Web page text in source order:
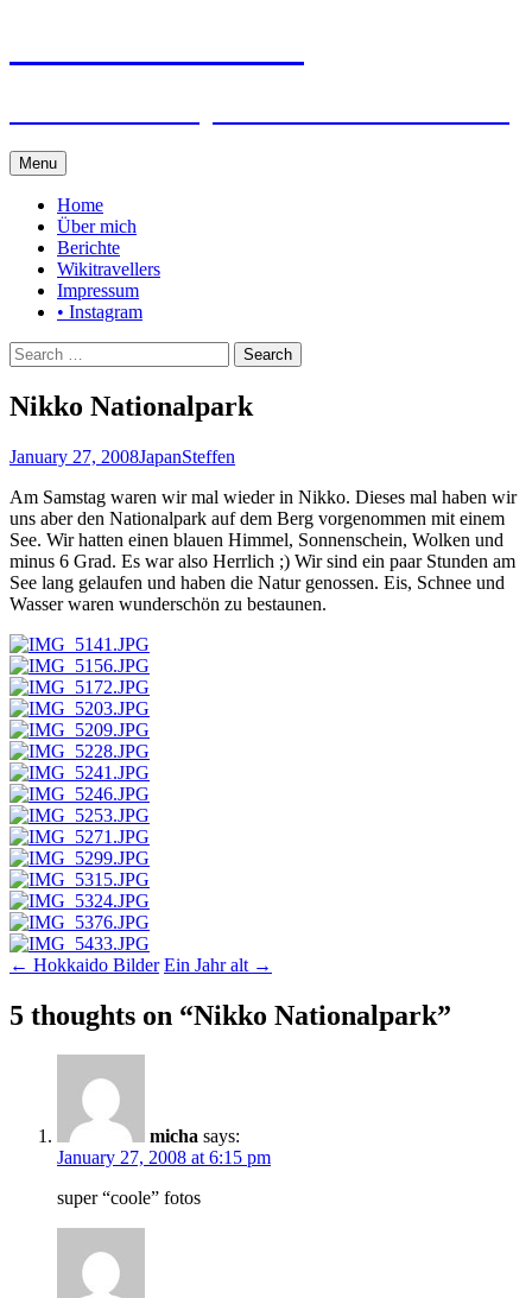
Menu Skip
to
content
Home
Über mich
Berichte
Wikitravellers
Impressum
• Instagram
Search
for:
Nikko Nationalpark
January 27, 2008JapanSteffen
Am Samstag waren wir mal wieder in Nikko. Dieses mal haben wir
uns aber den Nationalpark auf dem Berg vorgenommen mit einem
See. Wir hatten einen blauen Himmel, Sonnenschein, Wolken und
minus 6 Grad. Es war also Herrlich ;) Wir sind ein paar Stunden am
See lang gelaufen und haben die Natur genossen. Eis, Schnee und
Wasser waren wunderschön zu bestaunen.
Post
navigation
← Hokkaido Bilder Ein Jahr alt →
5 thoughts on “Nikko Nationalpark”
micha says:
January 27, 2008 at 6:15 pm
super “coole” fotos